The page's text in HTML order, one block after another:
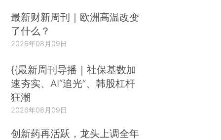
最新财新周刊｜欧洲高温改变
了什么？
2026年08月09日
{{最新周刊导播｜社保基数加
速夯实、AI“追光”、韩股杠杆
狂潮
2026年08月09日
创新药再活跃，龙头上调全年